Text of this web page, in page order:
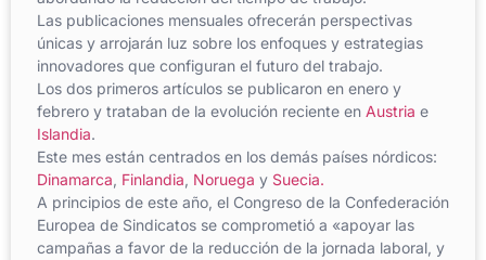
Las publicaciones mensuales ofrecerán perspectivas
únicas y arrojarán luz sobre los enfoques y estrategias
innovadores que configuran el futuro del trabajo.
Los dos primeros artículos se publicaron en enero y
febrero y trataban de la evolución reciente en Austria e
Islandia.
Este mes están centrados en los demás países nórdicos:
Dinamarca, Finlandia, Noruega y Suecia.
A principios de este año, el Congreso de la Confederación
Europea de Sindicatos se comprometió a «apoyar las
campañas a favor de la reducción de la jornada laboral, y